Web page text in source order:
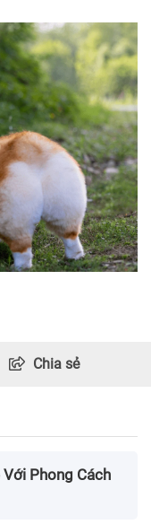
Chia sẻ
Phong Cách